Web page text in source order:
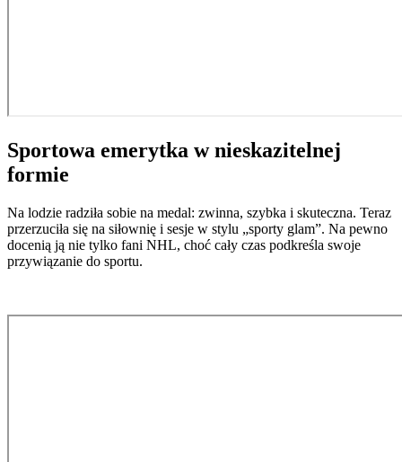
Sportowa emerytka w nieskazitelnej
formie
Na lodzie radziła sobie na medal: zwinna, szybka i skuteczna. Teraz
przerzuciła się na siłownię i sesje w stylu „sporty glam”. Na pewno
docenią ją nie tylko fani NHL, choć cały czas podkreśla swoje
przywiązanie do sportu.